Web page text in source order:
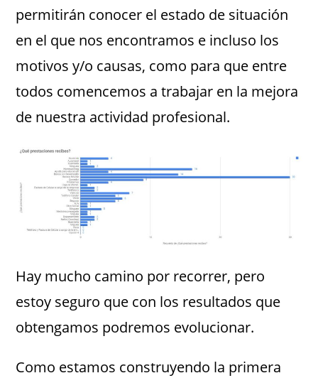
permitirán conocer el estado de situación
en el que nos encontramos e incluso los
motivos y/o causas, como para que entre
todos comencemos a trabajar en la mejora
de nuestra actividad profesional.
Hay mucho camino por recorrer, pero
estoy seguro que con los resultados que
obtengamos podremos evolucionar.
Como estamos construyendo la primera